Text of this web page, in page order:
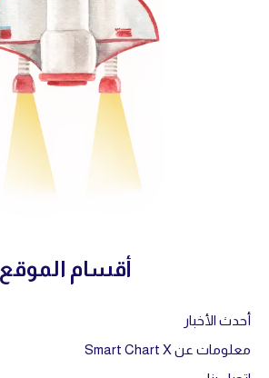
أقسام الموقع
أحدث الأخبار
معلومات عن Smart Chart X